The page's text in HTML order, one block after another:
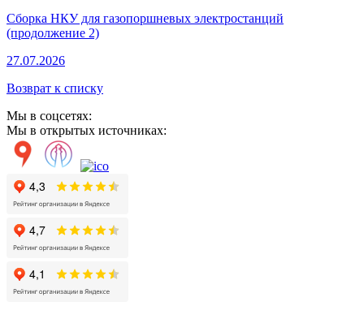
Сборка НКУ для газопоршневых электростанций
(продолжение 2)
27.07.2026
Возврат к списку
Мы в соцсетях:
Мы в открытых источниках: